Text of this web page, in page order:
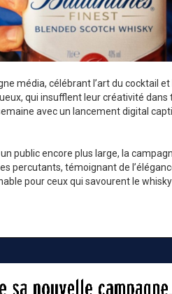
média, célébrant l’art du cocktail
qui insufflent leur créativité dans
avec un lancement digital
public encore plus large, la
percutants, témoignant de
pour ceux qui savourent le